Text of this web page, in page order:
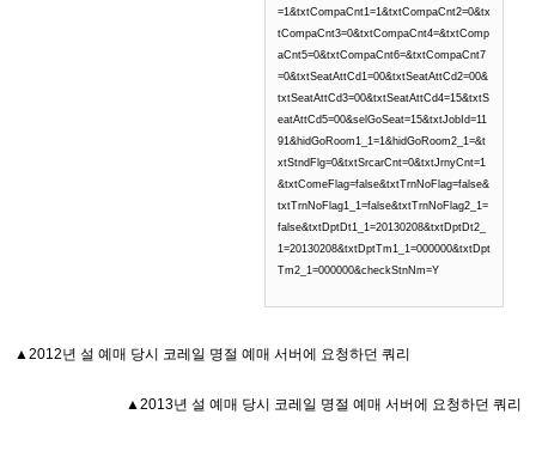
=1&txtCompaCnt1=1&txtCompaCnt2=0&tx
tCompaCnt3=0&txtCompaCnt4=&txtComp
aCnt5=0&txtCompaCnt6=&txtCompaCnt7
=0&txtSeatAttCd1=00&txtSeatAttCd2=00&
txtSeatAttCd3=00&txtSeatAttCd4=15&txtS
eatAttCd5=00&selGoSeat=15&txtJobId=11
91&hidGoRoom1_1=1&hidGoRoom2_1=&t
xtStndFlg=0&txtSrcarCnt=0&txtJrnyCnt=1
&txtComeFlag=false&txtTrnNoFlag=false&
txtTrnNoFlag1_1=false&txtTrnNoFlag2_1=
false&txtDptDt1_1=20130208&txtDptDt2_
1=20130208&txtDptTm1_1=000000&txtDpt
Tm2_1=000000&checkStnNm=Y
▲2012년 설 예매 당시 코레일 명절 예매 서버에 요청하던 쿼리
▲2013년 설 예매 당시 코레일 명절 예매 서버에 요청하던 쿼리